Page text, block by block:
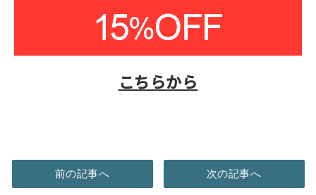
こちらから
前の記事へ 次の記事へ